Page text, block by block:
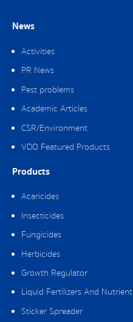
News
Activities
PR News
Pest problems
Academic Articles
CSR/Environment
VDO Featured Products
Products
Acaricides
Insecticides
Fungicides
Herbicides
Growth Regulator
Liquid Fertilizers And Nutrient
Sticker Spreader